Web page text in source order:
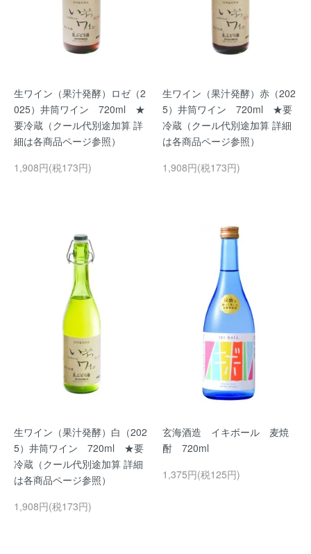
生ワイン（果汁発酵）ロゼ（2
025）井筒ワイン 720ml ★
要冷蔵（クール代別途加算 詳
細は各商品ページ参照）
1,908円(税173円)
生ワイン（果汁発酵）赤（202
5）井筒ワイン 720ml ★要
冷蔵（クール代別途加算 詳細
は各商品ページ参照）
1,908円(税173円)
生ワイン（果汁発酵）白（202
5）井筒ワイン 720ml ★要
冷蔵（クール代別途加算 詳細
は各商品ページ参照）
1,908円(税173円)
玄海酒造 イキボール 麦焼
酎 720ml
1,375円(税125円)